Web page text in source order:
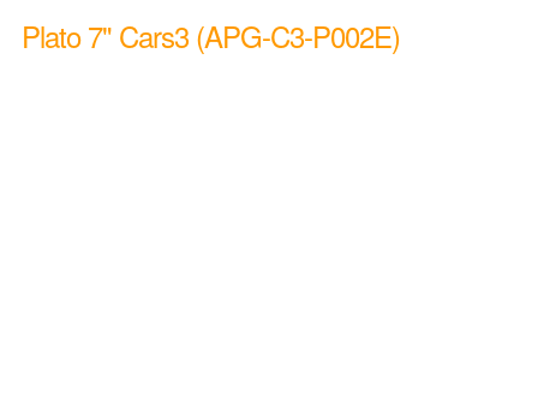
Plato 7" Cars3 (APG-C3-P002E)